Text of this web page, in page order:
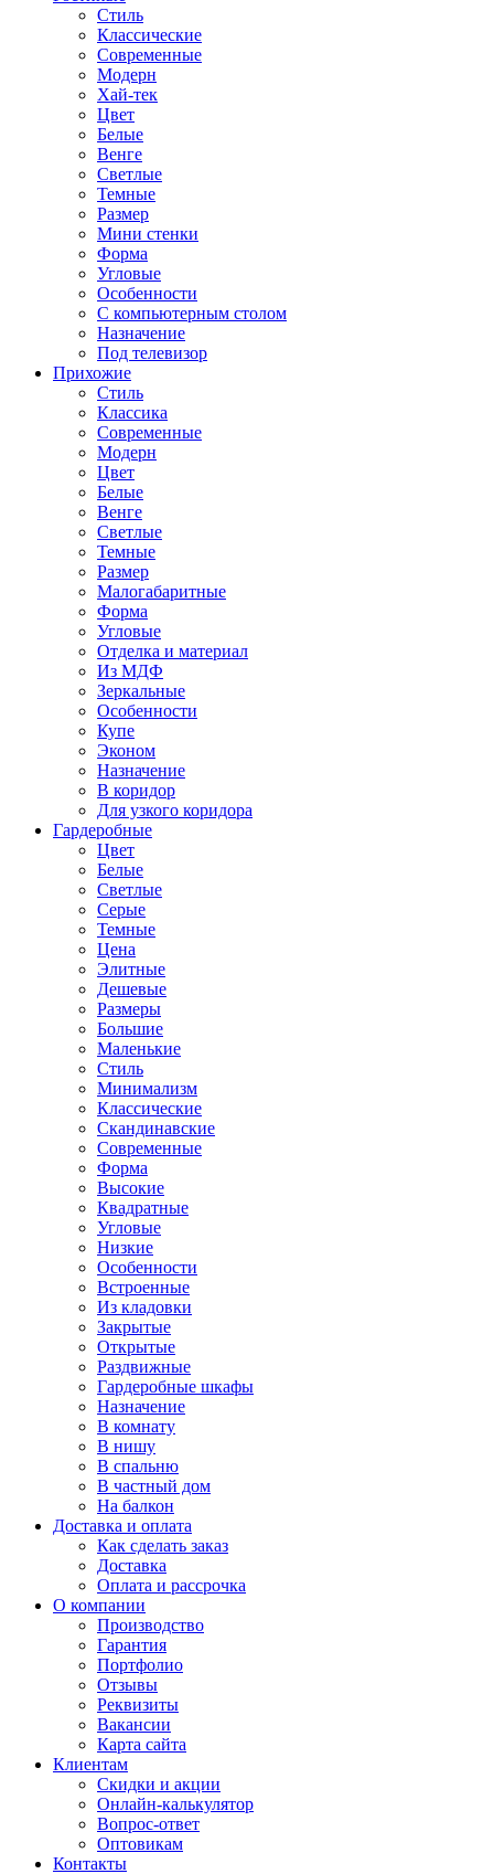
Стиль
Классические
Современные
Модерн
Хай-тек
Цвет
Белые
Венге
Светлые
Темные
Размер
Мини стенки
Форма
Угловые
Особенности
С компьютерным столом
Назначение
Под телевизор
Прихожие
Стиль
Классика
Современные
Модерн
Цвет
Белые
Венге
Светлые
Темные
Размер
Малогабаритные
Форма
Угловые
Отделка и материал
Из МДФ
Зеркальные
Особенности
Купе
Эконом
Назначение
В коридор
Для узкого коридора
Гардеробные
Цвет
Белые
Светлые
Серые
Темные
Цена
Элитные
Дешевые
Размеры
Большие
Маленькие
Стиль
Минимализм
Классические
Скандинавские
Современные
Форма
Высокие
Квадратные
Угловые
Низкие
Особенности
Встроенные
Из кладовки
Закрытые
Открытые
Раздвижные
Гардеробные шкафы
Назначение
В комнату
В нишу
В спальню
В частный дом
На балкон
Доставка и оплата
Как сделать заказ
Доставка
Оплата и рассрочка
О компании
Производство
Гарантия
Портфолио
Отзывы
Реквизиты
Вакансии
Карта сайта
Клиентам
Скидки и акции
Онлайн-калькулятор
Вопрос-ответ
Оптовикам
Контакты